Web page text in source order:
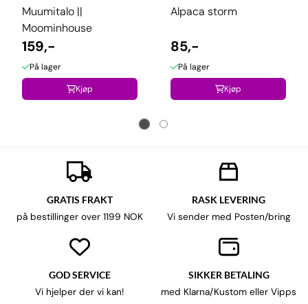
Muumitalo ||
Moominhouse
159,-
På lager
Kjøp
Alpaca storm
85,-
På lager
Kjøp
GRATIS FRAKT
på bestillinger over 1199 NOK
RASK LEVERING
Vi sender med Posten/bring
GOD SERVICE
Vi hjelper der vi kan!
SIKKER BETALING
med Klarna/Kustom eller Vipps